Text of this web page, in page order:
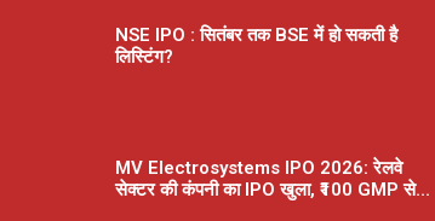
NSE IPO : सितंबर तक BSE में हो सकती है
लिस्टिंग?
MV Electrosystems IPO 2026: रेलवे
सेक्टर की कंपनी का IPO खुला, ₹100 GMP से...